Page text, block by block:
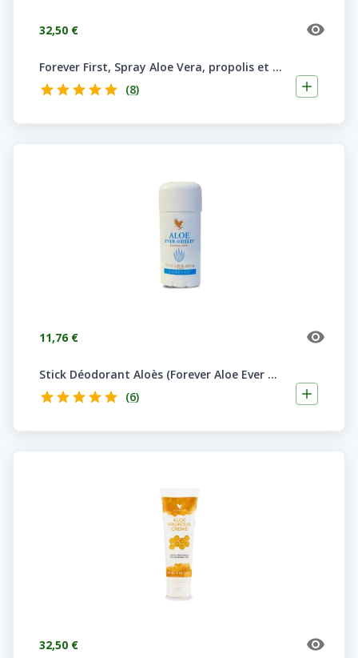
32,50 €
Forever First, Spray Aloe Vera, propolis et 11 plantes
(8)
11,76 €
Stick Déodorant Aloès (Forever Aloe Ever Shield )
(6)
32,50 €